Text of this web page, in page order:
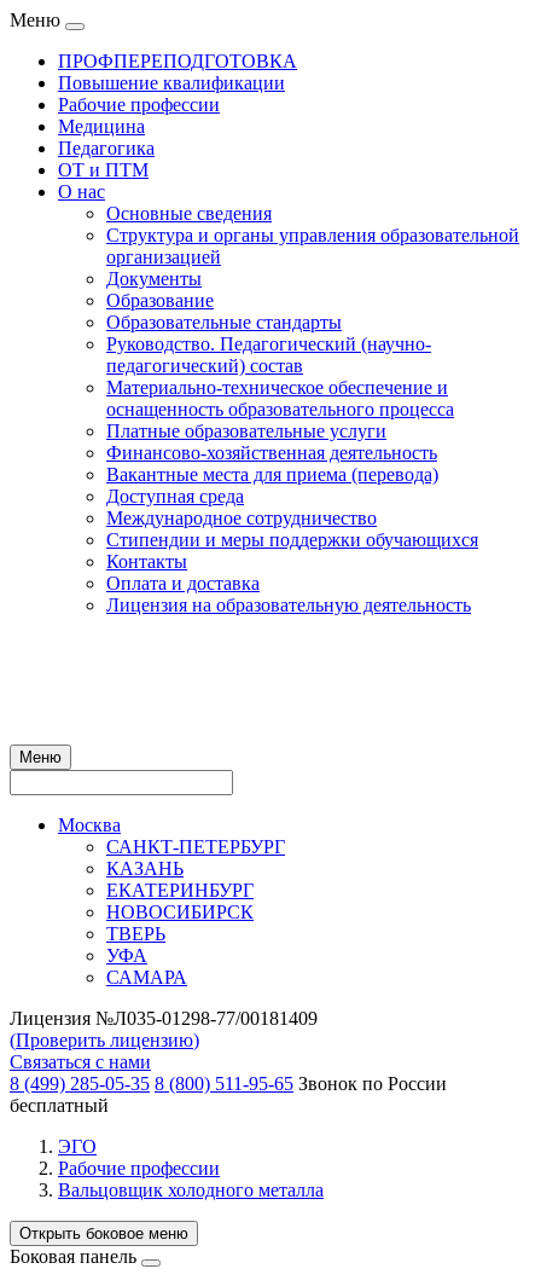
Меню
ПРОФПЕРЕПОДГОТОВКА
Повышение квалификации
Рабочие профессии
Медицина
Педагогика
ОТ и ПТМ
О нас
Основные сведения
Структура и органы управления образовательной
организацией
Документы
Образование
Образовательные стандарты
Руководство. Педагогический (научно-
педагогический) состав
Материально-техническое обеспечение и
оснащенность образовательного процесса
Платные образовательные услуги
Финансово-хозяйственная деятельность
Вакантные места для приема (перевода)
Доступная среда
Международное сотрудничество
Стипендии и меры поддержки обучающихся
Контакты
Оплата и доставка
Лицензия на образовательную деятельность
Меню
Москва
САНКТ-ПЕТЕРБУРГ
КАЗАНЬ
ЕКАТЕРИНБУРГ
НОВОСИБИРСК
ТВЕРЬ
УФА
САМАРА
Лицензия №Л035-01298-77/00181409
(Проверить лицензию)
Связаться с нами
8 (499) 285-05-35 8 (800) 511-95-65 Звонок по России
бесплатный
ЭГО
Рабочие профессии
Вальцовщик холодного металла
Открыть боковое меню
Боковая панель